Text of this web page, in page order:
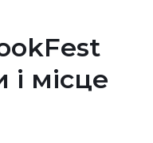
і місце